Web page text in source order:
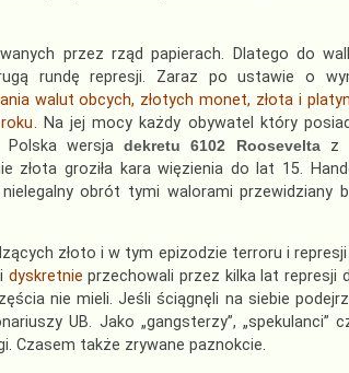
przez rząd papierach. Dlatego do
rundę represji. Zaraz po ustawie o
walut obcych, złotych monet, złota i
. Na jej mocy każdy obywatel który
Polska wersjadekretu 6102 Rooseveltaz
złota groziła kara więzienia do lat 15.
obrót tymi walorami przewidziany
złoto i w tym epizodzie terroru i represji
dyskretnie przechowali przez kilka lat represji
nie mieli. Jeśli ściągnęli na siebie
UB. Jako „gangsterzy”, „spekulanci”
Czasem także zrywane paznokcie.